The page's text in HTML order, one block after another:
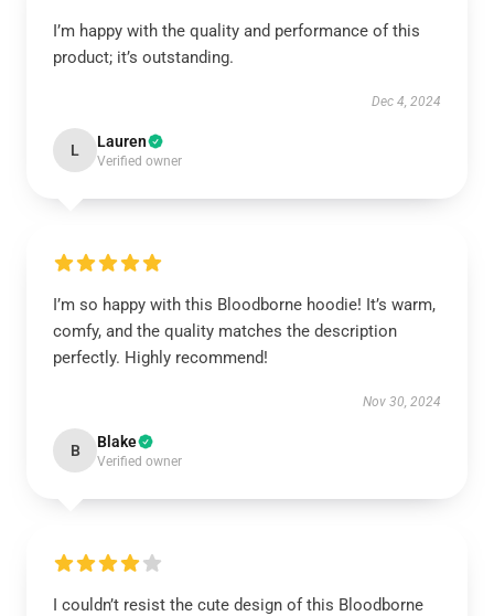
I’m happy with the quality and performance of this
product; it’s outstanding.
Dec 4, 2024
L Lauren
Verified owner
I’m so happy with this Bloodborne hoodie! It’s warm,
comfy, and the quality matches the description
perfectly. Highly recommend!
Nov 30, 2024
B Blake
Verified owner
I couldn’t resist the cute design of this Bloodborne